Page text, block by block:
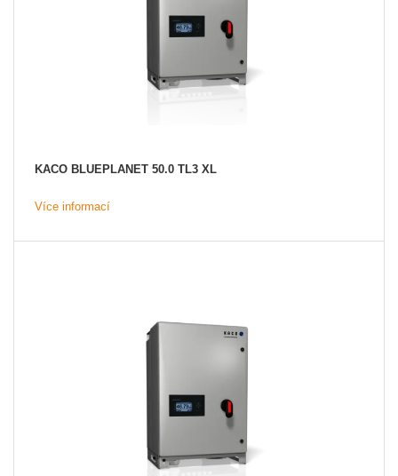
KACO BLUEPLANET 50.0 TL3 XL
Více informací